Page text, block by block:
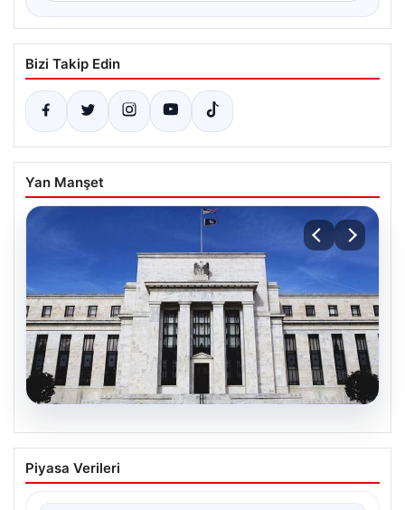
Bizi Takip Edin
Yan Manşet
08.08.2026
Fed faizi sabit tuttu
Piyasa Verileri